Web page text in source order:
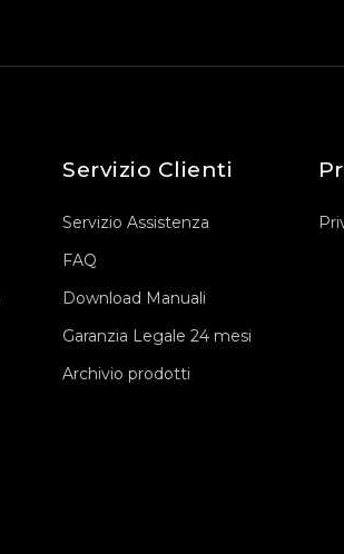
Servizio Clienti
Servizio Assistenza
FAQ
Download Manuali
Garanzia Legale 24 mesi
Archivio prodotti